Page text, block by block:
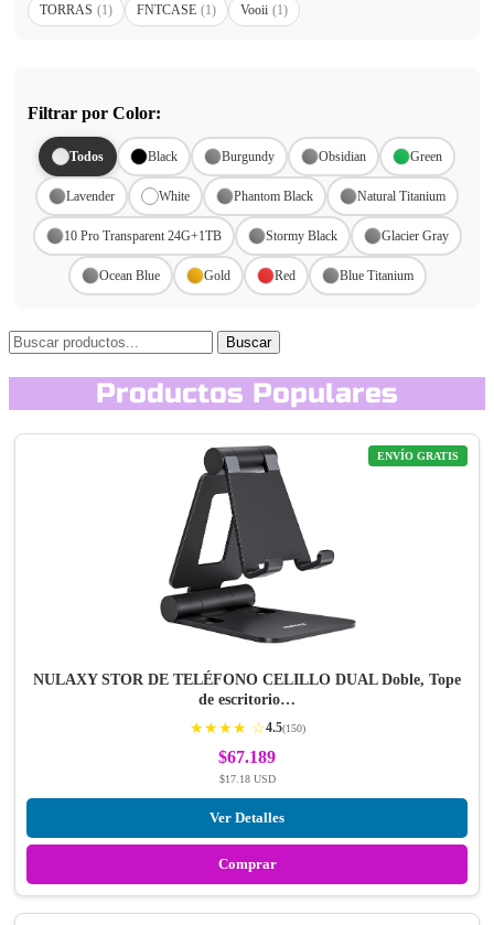
TORRAS (1) FNTCASE (1) Vooii (1)
Filtrar por Color:
Todos Black Burgundy Obsidian Green
Lavender White Phantom Black Natural Titanium
10 Pro Transparent 24G+1TB Stormy Black Glacier Gray
Ocean Blue Gold Red Blue Titanium
Buscar
Productos Populares
ENVÍO GRATIS
NULAXY STOR DE TELÉFONO CELILLO DUAL Doble, Tope
de escritorio…
★★★★ ☆4.5(150)
$67.189
$17.18 USD
Ver Detalles
Comprar